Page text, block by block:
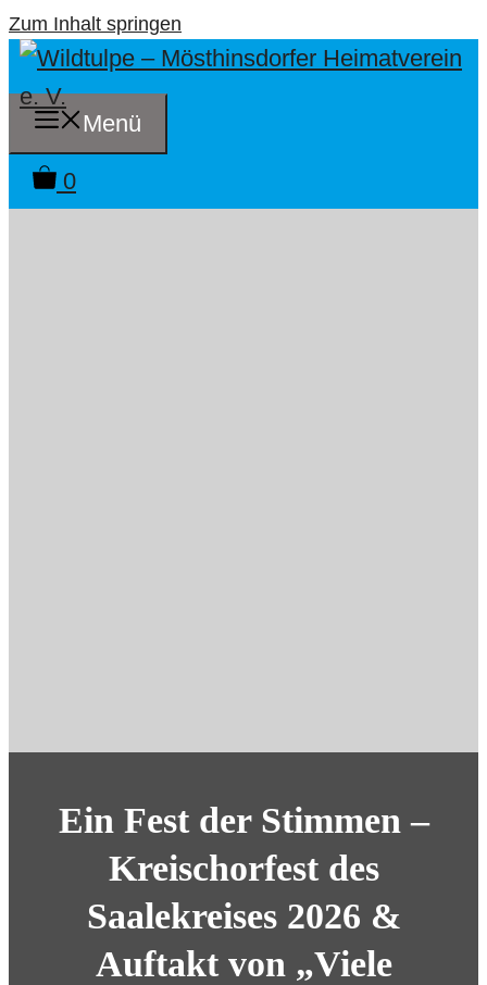
Zum Inhalt springen
Menü
0
Ein Fest der Stimmen –
Kreischorfest des
Saalekreises 2026 &
Auftakt von „Viele